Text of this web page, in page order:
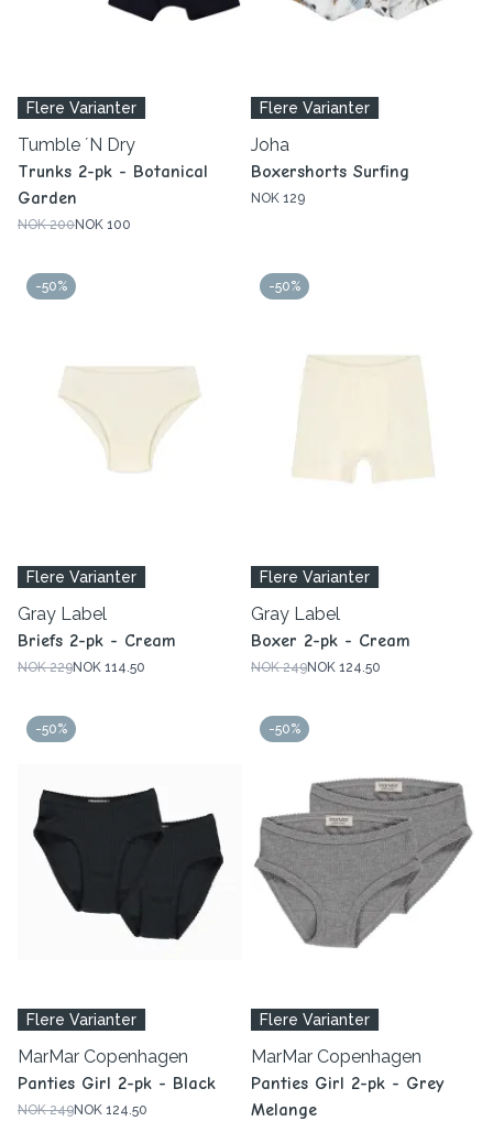
Flere Varianter
Tumble ´N Dry
Trunks 2-pk - Botanical
Garden
NOK 200NOK 100
Flere Varianter
Joha
Boxershorts Surfing
NOK 129
-50%
Flere Varianter
Gray Label
Briefs 2-pk - Cream
NOK 229NOK 114.50
-50%
Flere Varianter
Gray Label
Boxer 2-pk - Cream
NOK 249NOK 124.50
-50%
Flere Varianter
MarMar Copenhagen
Panties Girl 2-pk - Black
NOK 249NOK 124.50
-50%
Flere Varianter
MarMar Copenhagen
Panties Girl 2-pk - Grey
Melange